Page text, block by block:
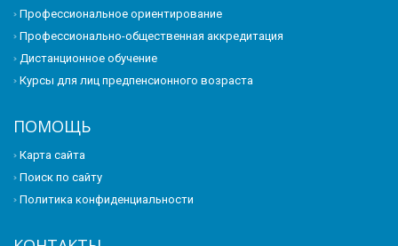
Профессиональное ориентирование
Профессионально-общественная аккредитация
Дистанционное обучение
Курсы для лиц предпенсионного возраста
ПОМОЩЬ
Карта сайта
Поиск по сайту
Политика конфиденциальности